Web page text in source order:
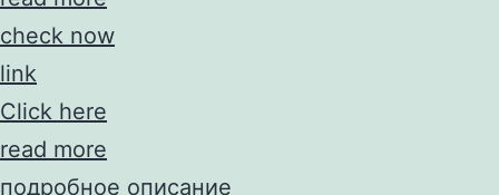
check now
link
Click here
read more
подробное описание